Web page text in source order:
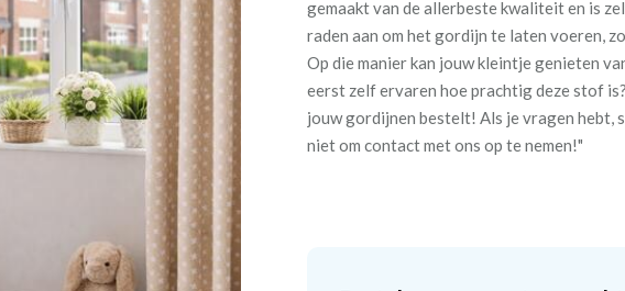
gemaakt van de allerbeste kwaliteit en is
raden aan om het gordijn te laten voeren,
Op die manier kan jouw kleintje genieten
eerst zelf ervaren hoe prachtig deze stof
jouw gordijnen bestelt! Als je vragen hebt,
niet om contact met ons op te nemen!"